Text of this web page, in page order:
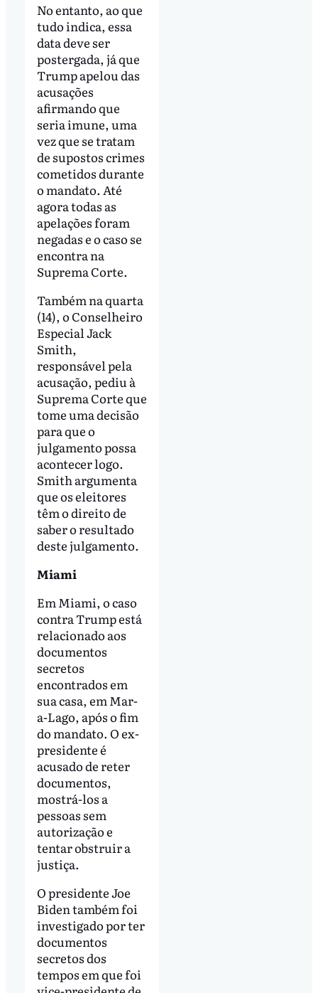
No entanto, ao que
tudo indica, essa
data deve ser
postergada, já que
Trump apelou das
acusações
afirmando que
seria imune, uma
vez que se tratam
de supostos crimes
cometidos durante
o mandato. Até
agora todas as
apelações foram
negadas e o caso se
encontra na
Suprema Corte.
Também na quarta
(14), o Conselheiro
Especial Jack
Smith,
responsável pela
acusação, pediu à
Suprema Corte que
tome uma decisão
para que o
julgamento possa
acontecer logo.
Smith argumenta
que os eleitores
têm o direito de
saber o resultado
deste julgamento.
Miami
Em Miami, o caso
contra Trump está
relacionado aos
documentos
secretos
encontrados em
sua casa, em Mar-
a-Lago, após o fim
do mandato. O ex-
presidente é
acusado de reter
documentos,
mostrá-los a
pessoas sem
autorização e
tentar obstruir a
justiça.
O presidente Joe
Biden também foi
investigado por ter
documentos
secretos dos
tempos em que foi